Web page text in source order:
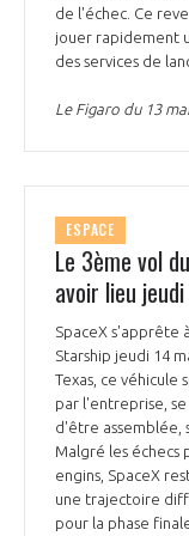
de l'échec. Ce
jouer rapidement
des services de
Le Figaro du 13
ESPACE
Le 3ème vol
avoir lieu
SpaceX s'apprête
Starship jeudi 14
Texas, ce véhicule
par l'entreprise,
d'être assemblée,
Malgré les échecs
engins, SpaceX
une trajectoire
pour la phase